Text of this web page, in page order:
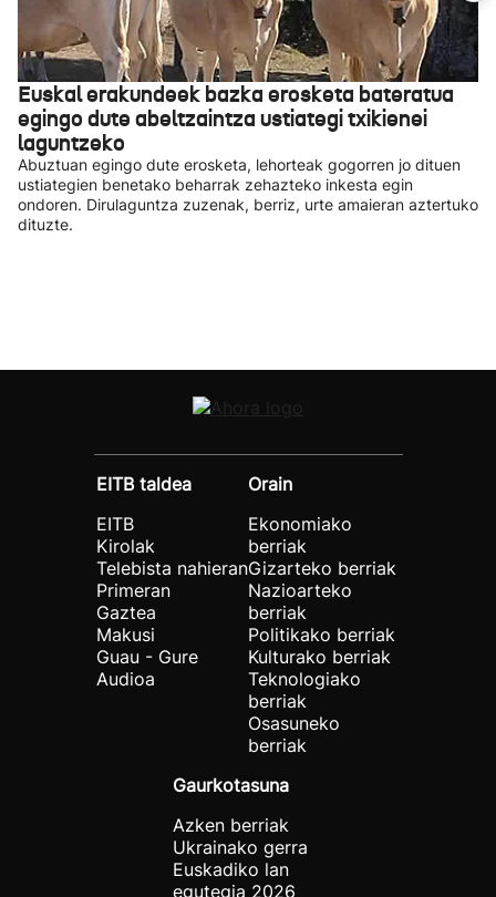
Euskal erakundeek bazka erosketa bateratua
egingo dute abeltzaintza ustiategi txikienei
laguntzeko
Abuztuan egingo dute erosketa, lehorteak gogorren jo dituen
ustiategien benetako beharrak zehazteko inkesta egin
ondoren. Dirulaguntza zuzenak, berriz, urte amaieran aztertuko
dituzte.
EITB taldea
EITB
Kirolak
Telebista nahieran
Primeran
Gaztea
Makusi
Guau - Gure
Audioa
Orain
Ekonomiako
berriak
Gizarteko berriak
Nazioarteko
berriak
Politikako berriak
Kulturako berriak
Teknologiako
berriak
Osasuneko
berriak
Gaurkotasuna
Azken berriak
Ukrainako gerra
Euskadiko lan
egutegia 2026